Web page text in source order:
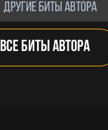
ДРУГИЕ БИТЫ АВТОРА
ВСЕ БИТЫ АВТОРА